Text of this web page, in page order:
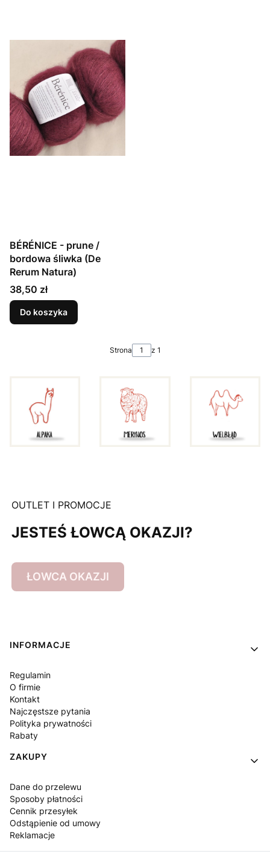
BÉRÉNICE - prune /
bordowa śliwka (De
Rerum Natura)
Cena
38,50 zł
Do koszyka
Strona z 1
OUTLET I PROMOCJE
JESTEŚ ŁOWCĄ OKAZJI?
ŁOWCA OKAZJI
Linki w stopce
INFORMACJE
Regulamin
O firmie
Kontakt
Najczęstsze pytania
Polityka prywatności
Rabaty
ZAKUPY
Dane do przelewu
Sposoby płatności
Cennik przesyłek
Odstąpienie od umowy
Reklamacje